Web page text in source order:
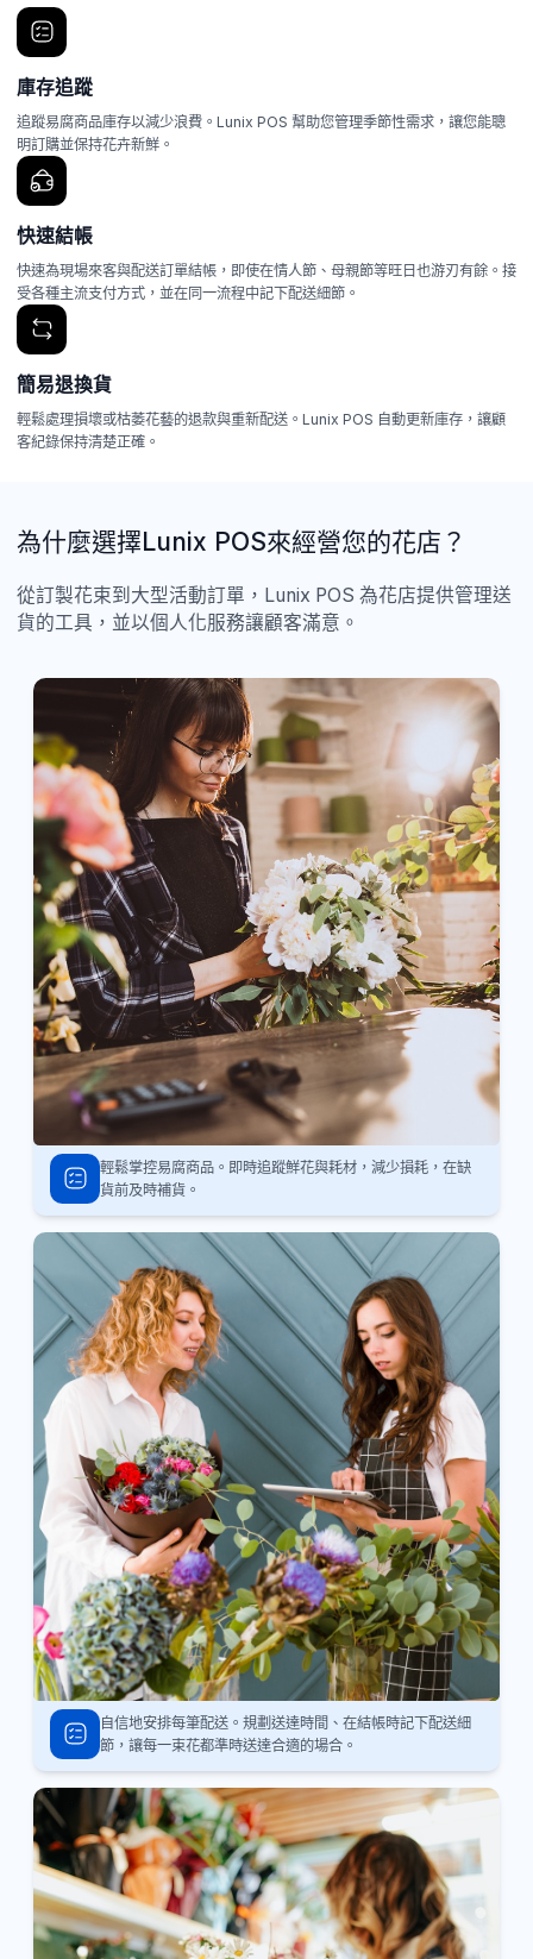
庫存追蹤
追蹤易腐商品庫存以減少浪費。Lunix POS 幫助您管理季節性需求，讓您能聰
明訂購並保持花卉新鮮。
快速結帳
快速為現場來客與配送訂單結帳，即使在情人節、母親節等旺日也游刃有餘。接
受各種主流支付方式，並在同一流程中記下配送細節。
簡易退換貨
輕鬆處理損壞或枯萎花藝的退款與重新配送。Lunix POS 自動更新庫存，讓顧
客紀錄保持清楚正確。
為什麼選擇Lunix POS來經營您的花店？
從訂製花束到大型活動訂單，Lunix POS 為花店提供管理送
貨的工具，並以個人化服務讓顧客滿意。
輕鬆掌控易腐商品。即時追蹤鮮花與耗材，減少損耗，在缺
貨前及時補貨。
自信地安排每筆配送。規劃送達時間、在結帳時記下配送細
節，讓每一束花都準時送達合適的場合。